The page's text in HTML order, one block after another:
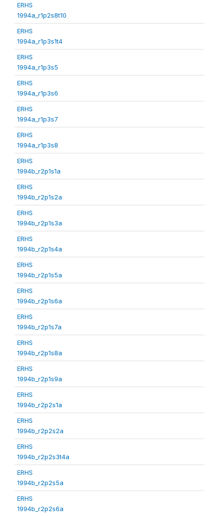
ERHS
1994a_r1p2s8t10
ERHS
1994a_r1p3s1t4
ERHS
1994a_r1p3s5
ERHS
1994a_r1p3s6
ERHS
1994a_r1p3s7
ERHS
1994a_r1p3s8
ERHS
1994b_r2p1s1a
ERHS
1994b_r2p1s2a
ERHS
1994b_r2p1s3a
ERHS
1994b_r2p1s4a
ERHS
1994b_r2p1s5a
ERHS
1994b_r2p1s6a
ERHS
1994b_r2p1s7a
ERHS
1994b_r2p1s8a
ERHS
1994b_r2p1s9a
ERHS
1994b_r2p2s1a
ERHS
1994b_r2p2s2a
ERHS
1994b_r2p2s3t4a
ERHS
1994b_r2p2s5a
ERHS
1994b_r2p2s6a